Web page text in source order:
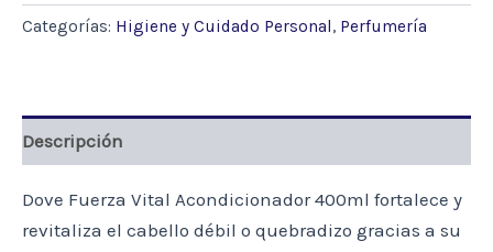
Categorías: Higiene y Cuidado Personal, Perfumería
Descripción
Dove Fuerza Vital Acondicionador 400ml fortalece y
revitaliza el cabello débil o quebradizo gracias a su